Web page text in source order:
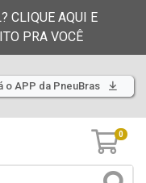
CLIQUE AQUI E
PRA VOCÊ
o APP da PneuBras
0